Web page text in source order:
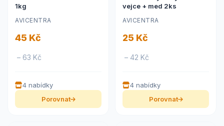
1kg
AVICENTRA
45 Kč
– 63 Kč
4 nabídky
Porovnat
vejce + med 2ks
AVICENTRA
25 Kč
– 42 Kč
4 nabídky
Porovnat